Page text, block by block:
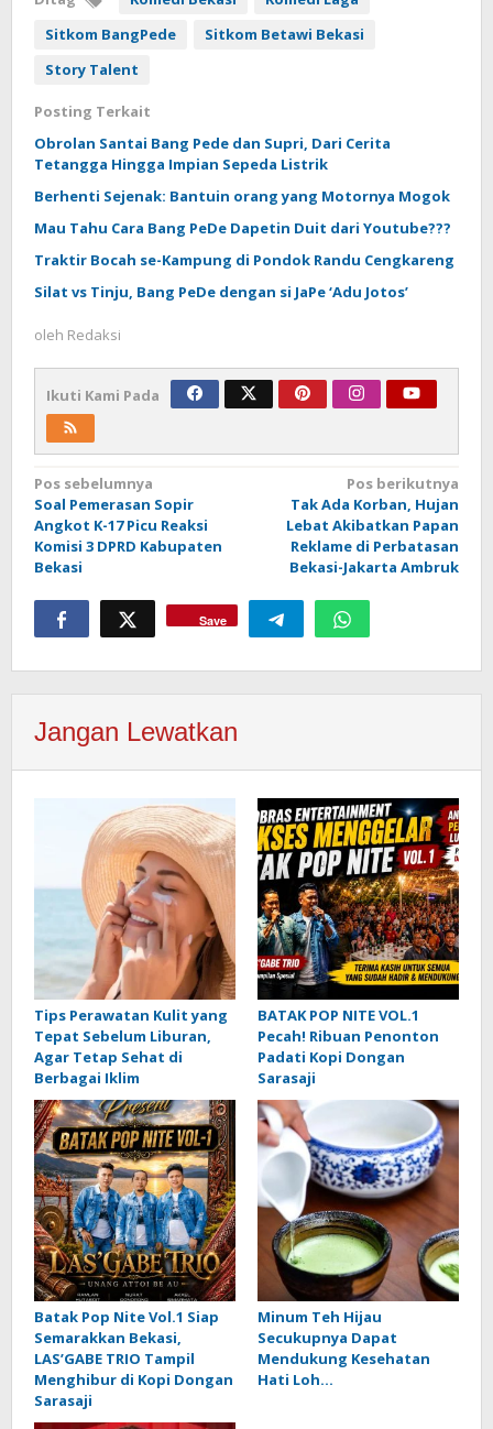
Sitkom BangPede
Sitkom Betawi Bekasi
Story Talent
Posting Terkait
Obrolan Santai Bang Pede dan Supri, Dari Cerita
Tetangga Hingga Impian Sepeda Listrik
Berhenti Sejenak: Bantuin orang yang Motornya Mogok
Mau Tahu Cara Bang PeDe Dapetin Duit dari Youtube???
Traktir Bocah se-Kampung di Pondok Randu Cengkareng
Silat vs Tinju, Bang PeDe dengan si JaPe ‘Adu Jotos’
oleh Redaksi
Ikuti Kami Pada
Navigasi
pos
Pos sebelumnya
Soal Pemerasan Sopir
Angkot K-17 Picu Reaksi
Komisi 3 DPRD Kabupaten
Bekasi
Pos berikutnya
Tak Ada Korban, Hujan
Lebat Akibatkan Papan
Reklame di Perbatasan
Bekasi-Jakarta Ambruk
Save
Jangan Lewatkan
Tips Perawatan Kulit yang
Tepat Sebelum Liburan,
Agar Tetap Sehat di
Berbagai Iklim
BATAK POP NITE VOL.1
Pecah! Ribuan Penonton
Padati Kopi Dongan
Sarasaji
Batak Pop Nite Vol.1 Siap
Semarakkan Bekasi,
LAS’GABE TRIO Tampil
Menghibur di Kopi Dongan
Sarasaji
Minum Teh Hijau
Secukupnya Dapat
Mendukung Kesehatan
Hati Loh…